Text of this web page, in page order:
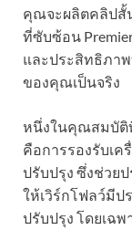
คุณจะผลิตคลิปสั้
ที่ซับซ้อน
และประสิทธิภา
ของคุณเป็นจริง
หนึ่งในคุณสมบัติที่
คือการรองรับเค
ปรับปรุง ซึ่งช่วย
ให้เวิร์กโฟลว์มี
ปรับปรุง โดยเฉ